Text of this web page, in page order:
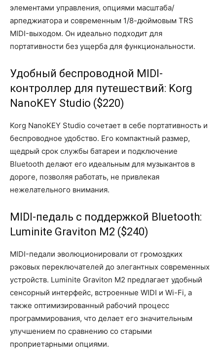
элементами управления, опциями масштаба/
арпеджиатора и современным 1/8-дюймовым TRS
MIDI-выходом. Он идеально подходит для
портативности без ущерба для функциональности.
Удобный беспроводной MIDI-
контроллер для путешествий: Korg
NanoKEY Studio ($220)
Korg NanoKEY Studio сочетает в себе портативность и
беспроводное удобство. Его компактный размер,
щедрый срок службы батареи и подключение
Bluetooth делают его идеальным для музыкантов в
дороге, позволяя работать, не привлекая
нежелательного внимания.
MIDI-педаль с поддержкой Bluetooth:
Luminite Graviton M2 ($240)
MIDI-педали эволюционировали от громоздких
рэковых переключателей до элегантных современных
устройств. Luminite Graviton M2 предлагает удобный
сенсорный интерфейс, встроенные WIDI и Wi-Fi, а
также оптимизированный рабочий процесс
программирования, что делает его значительным
улучшением по сравнению со старыми
проприетарными опциями.